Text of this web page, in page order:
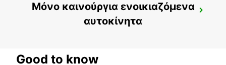
AGADIR
AGADIR - MOROCCO
Μόνο καινούργια ενοικιαζόμενα
αυτοκίνητα
Good to know